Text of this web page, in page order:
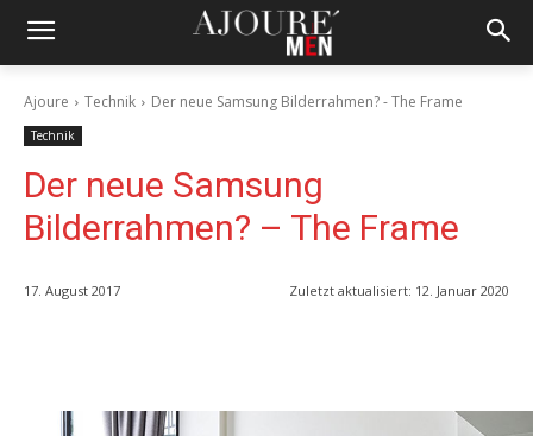
Ajoure Technik Der neue Samsung Bilderrahmen? - The Frame
Technik
Der neue Samsung
Bilderrahmen? – The Frame
17. August 2017 Zuletzt aktualisiert: 12. Januar 2020